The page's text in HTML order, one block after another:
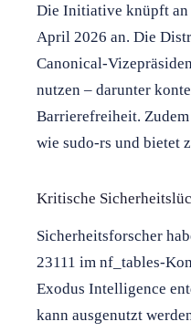
Die Initiative knüpft an
April 2026 an. Die
Canonical-
nutzen – darunter
Barrierefreiheit.
wie sudo-rs und bietet
Kritische
Sicherheitsforscher
23111 im nf_tables-
Exodus Intelligence
kann ausgenutzt